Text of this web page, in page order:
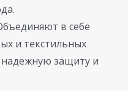
в себе
и текстильных
надежную защиту и